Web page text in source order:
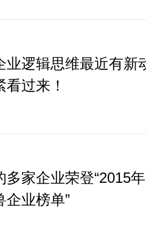
业逻辑思维最近有新
过来！
多家企业荣登“2015
企业榜单”